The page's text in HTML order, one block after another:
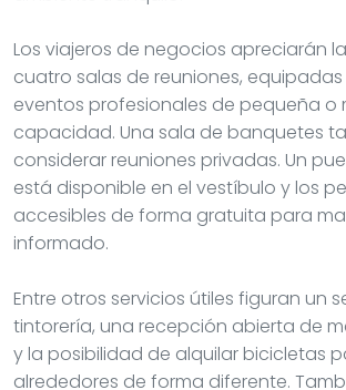
Los viajeros de negocios apreciarán
cuatro salas de reuniones,
eventos profesionales de pequeña o
capacidad. Una sala de banquetes
considerar reuniones privadas. Un
está disponible en el vestíbulo y los
accesibles de forma gratuita para
informado.
Entre otros servicios útiles figuran un
tintorería, una recepción abierta de
y la posibilidad de alquilar bicicletas
alrededores de forma diferente.